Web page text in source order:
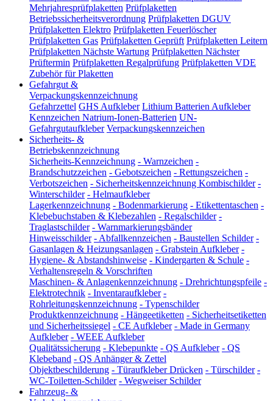
Mehrjahresprüfplaketten Prüfplaketten
Betriebssicherheitsverordnung Prüfplaketten DGUV
Prüfplaketten Elektro Prüfplaketten Feuerlöscher
Prüfplaketten Gas Prüfplaketten Geprüft Prüfplaketten Leitern
Prüfplaketten Nächste Wartung Prüfplaketten Nächster
Prüftermin Prüfplaketten Regalprüfung Prüfplaketten VDE
Zubehör für Plaketten
Gefahrgut &
Verpackungskennzeichnung
Gefahrzettel GHS Aufkleber Lithium Batterien Aufkleber
Kennzeichen Natrium-Ionen-Batterien UN-
Gefahrgutaufkleber Verpackungskennzeichen
Sicherheits- &
Betriebskennzeichnung
Sicherheits-Kennzeichnung - Warnzeichen -
Brandschutzzeichen - Gebotszeichen - Rettungszeichen -
Verbotszeichen - Sicherheitskennzeichnung Kombischilder -
Winterschilder - Helmaufkleber
Lagerkennzeichnung - Bodenmarkierung - Etikettentaschen -
Klebebuchstaben & Klebezahlen - Regalschilder -
Traglastschilder - Warnmarkierungsbänder
Hinweisschilder - Abfallkennzeichen - Baustellen Schilder -
Gasanlagen & Heizungsanlagen - Grabstein Aufkleber -
Hygiene- & Abstandshinweise - Kindergarten & Schule -
Verhaltensregeln & Vorschriften
Maschinen- & Anlagenkennzeichnung - Drehrichtungspfeile -
Elektrotechnik - Inventaraufkleber -
Rohrleitungskennzeichnung - Typenschilder
Produktkennzeichnung - Hängeetiketten - Sicherheitsetiketten
und Sicherheitssiegel - CE Aufkleber - Made in Germany
Aufkleber - WEEE Aufkleber
Qualitätssicherung - Klebepunkte - QS Aufkleber - QS
Klebeband - QS Anhänger & Zettel
Objektbeschilderung - Türaufkleber Drücken - Türschilder -
WC-Toiletten-Schilder - Wegweiser Schilder
Fahrzeug- &